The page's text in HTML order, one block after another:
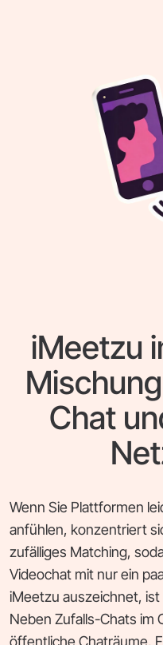
iMeetzu
Chat
Wenn Sie Plattformen
anfühlen, konzentriert
zufälliges Matching,
Videochat mit nur ein
iMeetzu auszeichnet,
Neben Zufalls-Chats im
öffentliche Chaträume,